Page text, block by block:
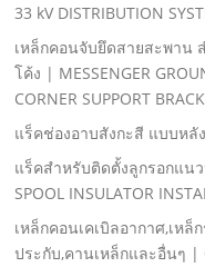
33 kV DISTRIBUTION
เหล็กคอนจับยึดสายสะพาน
โค้ง | MESSENGER
CORNER SUPPORT
แร็คช่องอาบสังกะสี แบบหลัง
แร็คสําหรับติดตั้งลูกรอกแนว
SPOOL INSULATOR
เหล็กคอนเคเบิลอากาศ,เหล็
ประกับ,คานเหล็กและอื่นๆ |